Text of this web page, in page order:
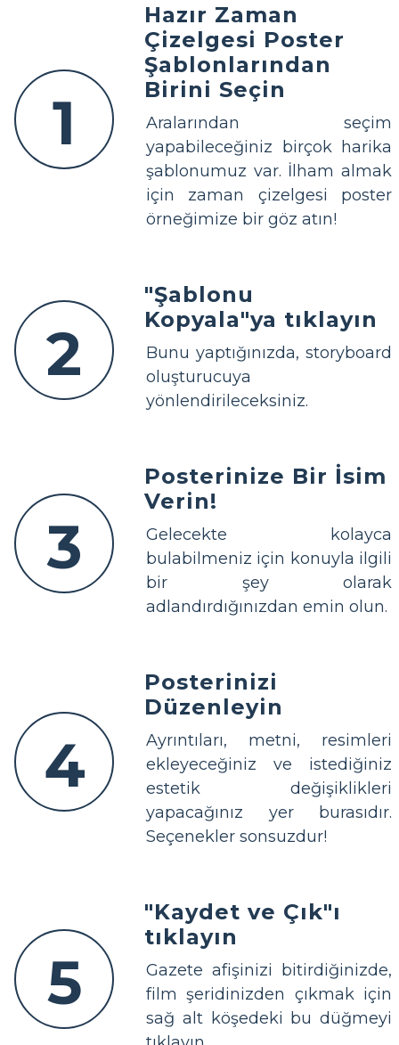
1
Hazır Zaman
Çizelgesi Poster
Şablonlarından
Birini Seçin
Aralarından seçim
yapabileceğiniz birçok harika
şablonumuz var. İlham almak
için zaman çizelgesi poster
örneğimize bir göz atın!
2
"Şablonu
Kopyala"ya tıklayın
Bunu yaptığınızda, storyboard
oluşturucuya
yönlendirileceksiniz.
3
Posterinize Bir İsim
Verin!
Gelecekte kolayca
bulabilmeniz için konuyla ilgili
bir şey olarak
adlandırdığınızdan emin olun.
4
Posterinizi
Düzenleyin
Ayrıntıları, metni, resimleri
ekleyeceğiniz ve istediğiniz
estetik değişiklikleri
yapacağınız yer burasıdır.
Seçenekler sonsuzdur!
5
"Kaydet ve Çık"ı
tıklayın
Gazete afişinizi bitirdiğinizde,
film şeridinizden çıkmak için
sağ alt köşedeki bu düğmeyi